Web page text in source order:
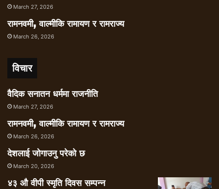
March 27, 2026
रामनवमी, वाल्मीकि रामायण र रामराज्य
March 26, 2026
विचार
वैदिक सनातन धर्ममा राजनीति
March 27, 2026
रामनवमी, वाल्मीकि रामायण र रामराज्य
March 26, 2026
देशलाई जोगाउनु परेको छ
March 20, 2026
४३ औ वीपी स्मृति दिवस सम्पन्न